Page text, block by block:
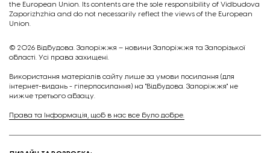
the European Union. Its contents are the sole responsibility of Vidbudova
Zaporizhzhia and do not necessarily reflect the views of the European
Union.
© 2026 Відбудова. Запоріжжя – новини Запоріжжя та Запорізької
області. Усі права захищені.
Викориcтання матеріалів сайту лише за умови посилання (для
інтернет-видань - гіперпосилання) на "Відбудова. Запоріжжя" не
нижче третього абзацу.
Права та Інформація, щоб в нас все було добре.